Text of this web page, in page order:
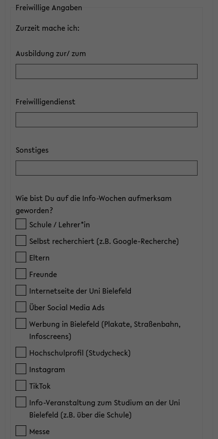
Freiwillige Angaben
Zurzeit mache ich:
Ausbildung zur/ zum
Freiwilligendienst
Sonstiges
Wie bist Du auf die Info-Wochen aufmerksam
geworden?
Schule / Lehrer*in
Selbst recherchiert (z.B. Google-Recherche)
Eltern
Freunde
Internetseite der Uni Bielefeld
Über Social Media Ads
Werbung in Bielefeld (Plakate, Straßenbahn,
Infoscreens)
Hochschulprofil (Studycheck)
Instagram
TikTok
Info-Veranstaltung zum Studium an der Uni
Bielefeld (z.B. über die Schule)
Messe